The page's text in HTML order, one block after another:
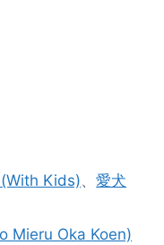
Kids)、愛犬
Mieru Oka Koen)